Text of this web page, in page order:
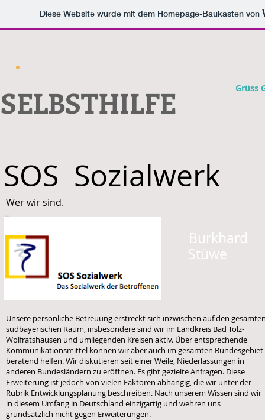
Diese Website wurde mit dem Homepage-Baukasten von
SELBSTHILFE Grüss
SOS Sozialwerk
Wer wir sind.
Burkhard
Stüw Stüwe
Unsere persönliche Betreuung erstreckt sich inzwischen auf den
südbayerischen Raum, insbesondere sind wir im Landkreis Bad Tölz-
Wolfratshausen und umliegenden Kreisen aktiv. Über entsprechende
Kommunikationsmittel können wir aber auch im gesamten Bundesgebiet
beratend helfen. Wir diskutieren seit einer Weile, Niederlassungen in
anderen Bundesländern zu eröffnen. Es gibt gezielte Anfragen. Diese
Erweiterung ist jedoch von vielen Faktoren abhängig, die wir unter der
Rubrik Entwicklungsplanung beschreiben. Nach unserem Wissen sind wir
in diesem Umfang in Deutschland einzigartig und wehren uns
grundsätzlich nicht gegen Erweiterungen.